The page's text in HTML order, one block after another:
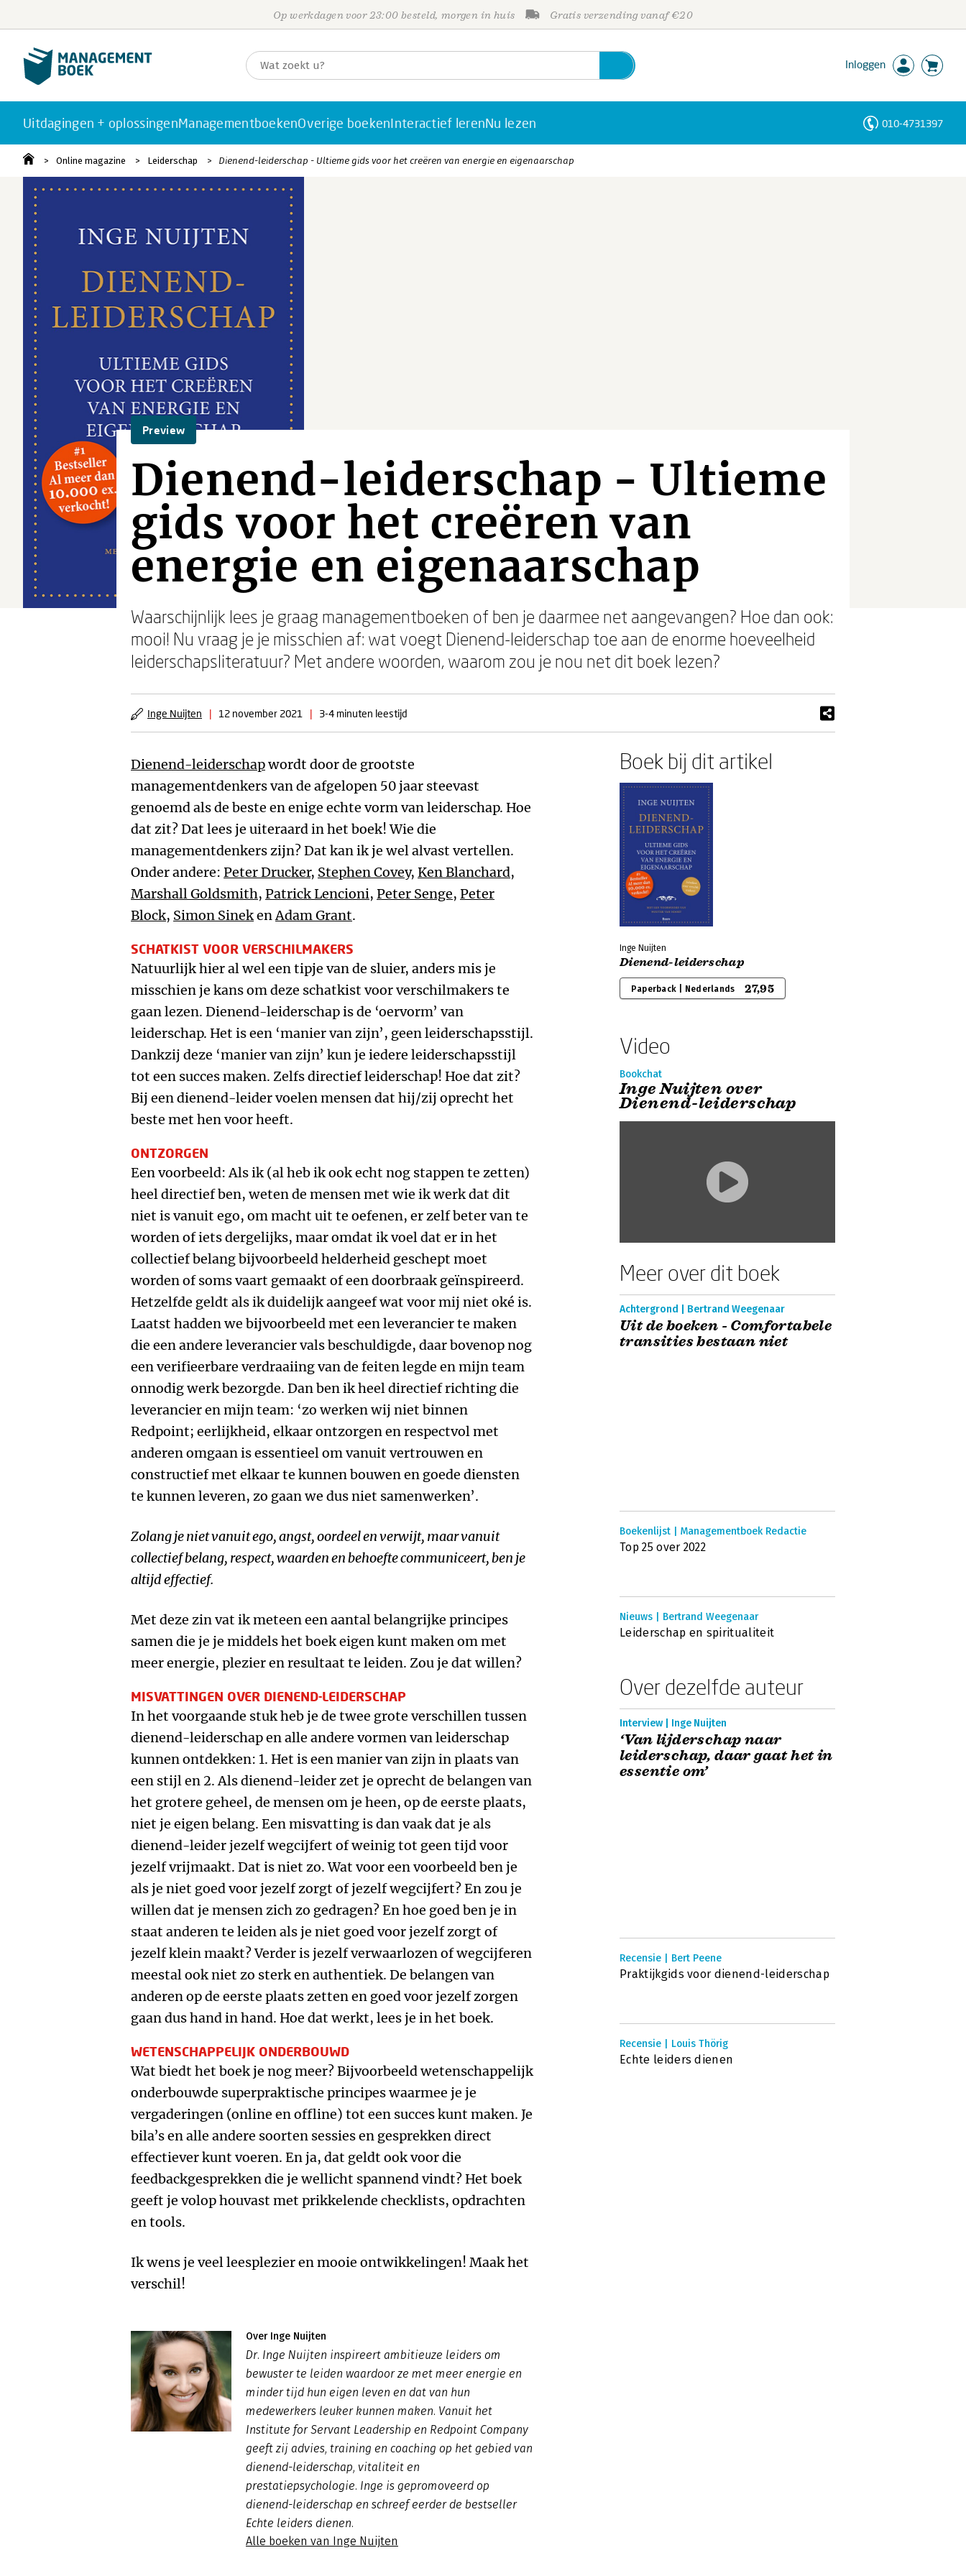
Op werkdagen voor 23:00 besteld, morgen in huis Gratis verzending vanaf €20
Inloggen
Uitdagingen + oplossingenManagementboekenOverige boekenInteractief lerenNu lezen 010-4731397
Online magazine Leiderschap Dienend-leiderschap - Ultieme gids voor het creëren van energie en eigenaarschap
Preview
Dienend-leiderschap - Ultieme
gids voor het creëren van
energie en eigenaarschap
Waarschijnlijk lees je graag managementboeken of ben je daarmee net aangevangen? Hoe dan ook:
mooi! Nu vraag je je misschien af: wat voegt Dienend-leiderschap toe aan de enorme hoeveelheid
leiderschapsliteratuur? Met andere woorden, waarom zou je nou net dit boek lezen?
Inge Nuijten | 12 november 2021 | 3-4 minuten leestijd
Dienend-leiderschapwordt door de grootste
managementdenkers van de afgelopen 50 jaar steevast
genoemd als de beste en enige echte vorm van leiderschap. Hoe
dat zit? Dat lees je uiteraard in het boek! Wie die
managementdenkers zijn? Dat kan ik je wel alvast vertellen.
Onder andere: Peter Drucker, Stephen Covey, Ken Blanchard,
Marshall Goldsmith, Patrick Lencioni, Peter Senge, Peter
Block, Simon SinekenAdam Grant.
SCHATKIST VOOR VERSCHILMAKERS
Natuurlijk hier al wel een tipje van de sluier, anders mis je
misschien je kans om deze schatkist voor verschilmakers te
gaan lezen. Dienend-leiderschap is de ‘oervorm’ van
leiderschap. Het is een ‘manier van zijn’, geen leiderschapsstijl.
Dankzij deze ‘manier van zijn’ kun je iedere leiderschapsstijl
tot een succes maken. Zelfs directief leiderschap! Hoe dat zit?
Bij een dienend-leider voelen mensen dat hij/zij oprecht het
beste met hen voor heeft.
ONTZORGEN
Een voorbeeld: Als ik (al heb ik ook echt nog stappen te zetten)
heel directief ben, weten de mensen met wie ik werk dat dit
niet is vanuit ego, om macht uit te oefenen, er zelf beter van te
worden of iets dergelijks, maar omdat ik voel dat er in het
collectief belang bijvoorbeeld helderheid geschept moet
worden of soms vaart gemaakt of een doorbraak geïnspireerd.
Hetzelfde geldt als ik duidelijk aangeef wat voor mij niet oké is.
Laatst hadden we bijvoorbeeld met een leverancier te maken
die een andere leverancier vals beschuldigde, daar bovenop nog
een verifieerbare verdraaiing van de feiten legde en mijn team
onnodig werk bezorgde. Dan ben ik heel directief richting die
leverancier en mijn team: ‘zo werken wij niet binnen
Redpoint; eerlijkheid, elkaar ontzorgen en respectvol met
anderen omgaan is essentieel om vanuit vertrouwen en
constructief met elkaar te kunnen bouwen en goede diensten
te kunnen leveren, zo gaan we dus niet samenwerken’.
Zolang je niet vanuit ego, angst, oordeel en verwijt, maar vanuit
collectief belang, respect, waarden en behoefte communiceert, ben je
altijd effectief.
Met deze zin vat ik meteen een aantal belangrijke principes
samen die je je middels het boek eigen kunt maken om met
meer energie, plezier en resultaat te leiden. Zou je dat willen?
MISVATTINGEN OVER DIENEND-LEIDERSCHAP
In het voorgaande stuk heb je de twee grote verschillen tussen
dienend-leiderschap en alle andere vormen van leiderschap
kunnen ontdekken: 1. Het is een manier van zijn in plaats van
een stijl en 2. Als dienend-leider zet je oprecht de belangen van
het grotere geheel, de mensen om je heen, op de eerste plaats,
niet je eigen belang. Een misvatting is dan vaak dat je als
dienend-leider jezelf wegcijfert of weinig tot geen tijd voor
jezelf vrijmaakt. Dat is niet zo. Wat voor een voorbeeld ben je
als je niet goed voor jezelf zorgt of jezelf wegcijfert? En zou je
willen dat je mensen zich zo gedragen? En hoe goed ben je in
staat anderen te leiden als je niet goed voor jezelf zorgt of
jezelf klein maakt? Verder is jezelf verwaarlozen of wegcijferen
meestal ook niet zo sterk en authentiek. De belangen van
anderen op de eerste plaats zetten en goed voor jezelf zorgen
gaan dus hand in hand. Hoe dat werkt, lees je in het boek.
WETENSCHAPPELIJK ONDERBOUWD
Wat biedt het boek je nog meer? Bijvoorbeeld wetenschappelijk
onderbouwde superpraktische principes waarmee je je
vergaderingen (online en offline) tot een succes kunt maken. Je
bila’s en alle andere soorten sessies en gesprekken direct
effectiever kunt voeren. En ja, dat geldt ook voor die
feedbackgesprekken die je wellicht spannend vindt? Het boek
geeft je volop houvast met prikkelende checklists, opdrachten
en tools.
Ik wens je veel leesplezier en mooie ontwikkelingen! Maak het
verschil!
Over Inge Nuijten
Dr. Inge Nuijten inspireert ambitieuze leiders om
bewuster te leiden waardoor ze met meer energie en
minder tijd hun eigen leven en dat van hun
medewerkers leuker kunnen maken. Vanuit het
Institute for Servant Leadership en Redpoint Company
geeft zij advies, training en coaching op het gebied van
dienend-leiderschap, vitaliteit en
prestatiepsychologie. Inge is gepromoveerd op
dienend-leiderschap en schreef eerder de bestseller
Echte leiders dienen.
Alle boeken van Inge Nuijten
Boek bij dit artikel
Inge Nuijten
Dienend-leiderschap
Paperback | Nederlands 27,95
Video
Bookchat
Inge Nuijten over
Dienend-leiderschap
Meer over dit boek
Achtergrond | Bertrand Weegenaar
Uit de boeken - Comfortabele
transities bestaan niet
Boekenlijst | Managementboek Redactie
Top 25 over 2022
Nieuws | Bertrand Weegenaar
Leiderschap en spiritualiteit
Over dezelfde auteur
Interview | Inge Nuijten
‘Van lijderschap naar
leiderschap, daar gaat het in
essentie om’
Recensie | Bert Peene
Praktijkgids voor dienend-leiderschap
Recensie | Louis Thörig
Echte leiders dienen
Personen